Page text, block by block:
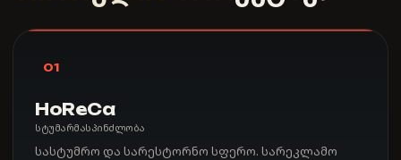
01
HoReCa
სტუმარმასპინძლობა
სასტუმრო და სარესტორნო სფერო. სარეკლამო